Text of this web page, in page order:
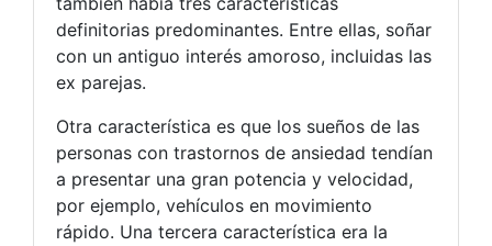
definitorias predominantes. Entre ellas, soñar
con un antiguo interés amoroso, incluidas las
ex parejas.
Otra característica es que los sueños de las
personas con trastornos de ansiedad tendían
a presentar una gran potencia y velocidad,
por ejemplo, vehículos en movimiento
rápido. Una tercera característica era la